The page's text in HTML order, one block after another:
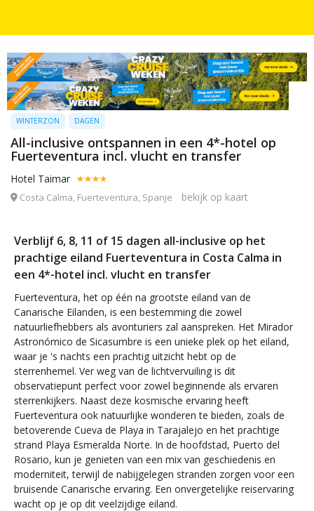
WINTERZON DAGEN
All-inclusive ontspannen in een 4*-hotel op
Fuerteventura incl. vlucht en transfer
Hotel Taimar
Costa Calma, Fuerteventura, Spanje bekijk op kaart
Verblijf 6, 8, 11 of 15 dagen all-inclusive op het
prachtige eiland Fuerteventura in Costa Calma in
een 4*-hotel incl. vlucht en transfer
Fuerteventura, het op één na grootste eiland van de
Canarische Eilanden, is een bestemming die zowel
natuurliefhebbers als avonturiers zal aanspreken. Het Mirador
Astronómico de Sicasumbre is een unieke plek op het eiland,
waar je 's nachts een prachtig uitzicht hebt op de
sterrenhemel. Ver weg van de lichtvervuiling is dit
observatiepunt perfect voor zowel beginnende als ervaren
sterrenkijkers. Naast deze kosmische ervaring heeft
Fuerteventura ook natuurlijke wonderen te bieden, zoals de
betoverende Cueva de Playa in Tarajalejo en het prachtige
strand Playa Esmeralda Norte. In de hoofdstad, Puerto del
Rosario, kun je genieten van een mix van geschiedenis en
moderniteit, terwijl de nabijgelegen stranden zorgen voor een
bruisende Canarische ervaring. Een onvergetelijke reiservaring
wacht op je op dit veelzijdige eiland.